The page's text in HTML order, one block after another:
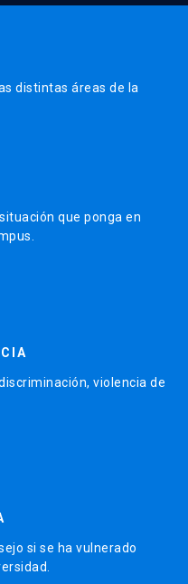
distintas áreas de la
que ponga en
violencia de
si se ha vulnerado